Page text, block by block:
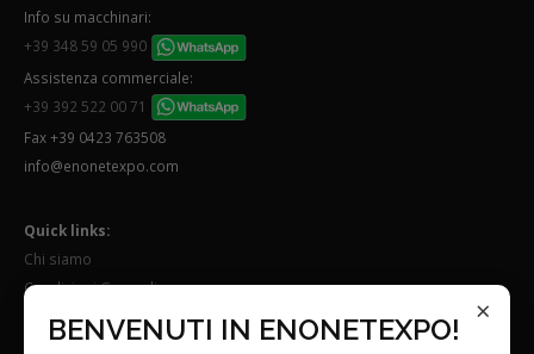
×
BENVENUTI IN ENONETEXPO!
Info su macchinari:
+39 348 59 05 990
Assistenza commerciale:
+39 392 522 00 71
Fax +39 0423 763508
info@enonetexpo.com
Quick links:
Chi siamo
Condizioni Generali
Lavora con noi